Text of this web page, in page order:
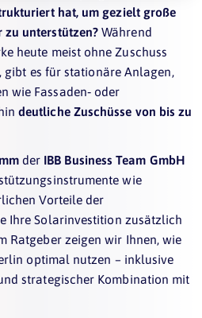
hat, um gezielt große
zu unterstützen? Während
heute meist ohne Zuschuss
es für stationäre Anlagen,
wie Fassaden‑ oder
deutliche Zuschüsse von bis zu
der IBB Business Team GmbH
wie
Vorteile der
Ihre Solarinvestition zusätzlich
Ratgeber zeigen wir Ihnen, wie
optimal nutzen – inklusive
strategischer Kombination mit